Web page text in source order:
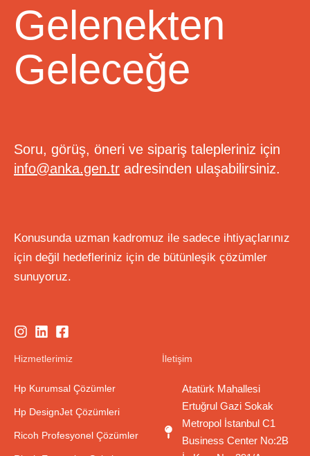
Gelenekten
Geleceğe
Soru, görüş, öneri ve sipariş talepleriniz için
info@anka.gen.tr adresinden ulaşabilirsiniz.
Konusunda uzman kadromuz ile sadece ihtiyaçlarınız
için değil hedefleriniz için de bütünleşik çözümler
sunuyoruz.
Hizmetlerimiz
Hp Kurumsal Çözümler
Hp DesignJet Çözümleri
Ricoh Profesyonel Çözümler
İletişim
Atatürk Mahallesi
Ertuğrul Gazi Sokak
Metropol İstanbul C1
Business Center No:2B